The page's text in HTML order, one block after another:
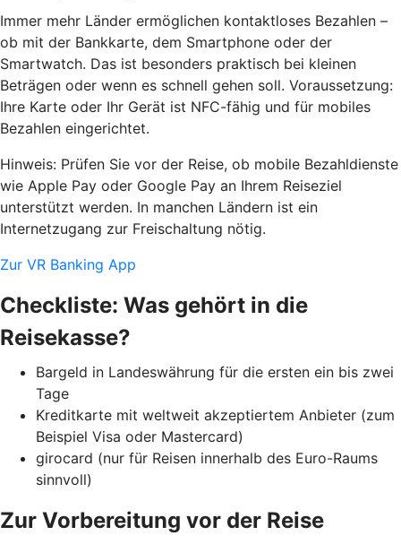
Immer mehr Länder ermöglichen kontaktloses Bezahlen –
ob mit der Bankkarte, dem Smartphone oder der
Smartwatch. Das ist besonders praktisch bei kleinen
Beträgen oder wenn es schnell gehen soll. Voraussetzung:
Ihre Karte oder Ihr Gerät ist NFC-fähig und für mobiles
Bezahlen eingerichtet.
Hinweis: Prüfen Sie vor der Reise, ob mobile Bezahldienste
wie Apple Pay oder Google Pay an Ihrem Reiseziel
unterstützt werden. In manchen Ländern ist ein
Internetzugang zur Freischaltung nötig.
Zur VR Banking App
Checkliste: Was gehört in die
Reisekasse?
Bargeld in Landeswährung für die ersten ein bis zwei
Tage
Kreditkarte mit weltweit akzeptiertem Anbieter (zum
Beispiel Visa oder Mastercard)
girocard (nur für Reisen innerhalb des Euro-Raums
sinnvoll)
Zur Vorbereitung vor der Reise